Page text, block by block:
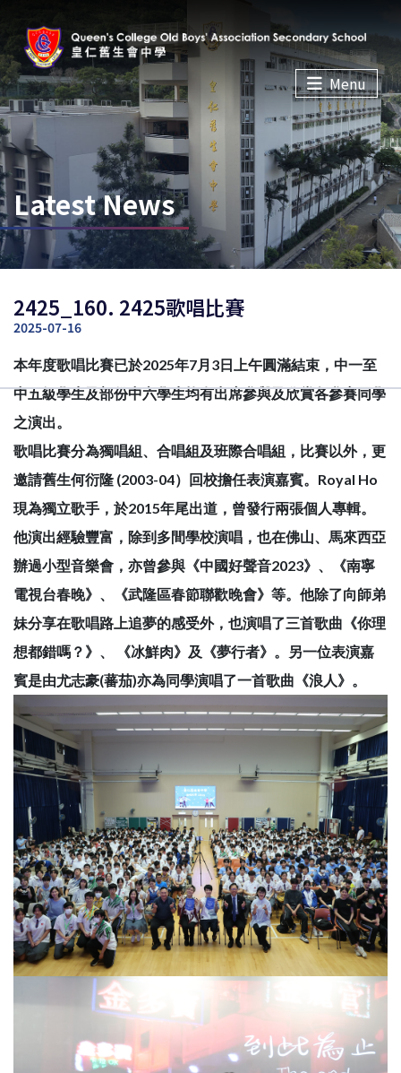
Menu
Latest News
2425_160. 2425歌唱比賽
2025-07-16
本年度歌唱比賽已於2025年7月3日上午圓滿結束，中一至
中五級學生及部份中六學生均有出席參與及欣賞各參賽同學
之演出。
歌唱比賽分為獨唱組、合唱組及班際合唱組，比賽以外，更
邀請舊生何衍隆 (2003-04）回校擔任表演嘉賓。Royal Ho
現為獨立歌手，於2015年尾出道，曾發行兩張個人專輯。
他演出經驗豐富，除到多間學校演唱，也在佛山、馬來西亞
辦過小型音樂會，亦曾參與《中國好聲音2023》、《南寧
電視台春晚》、《武隆區春節聯歡晚會》等。他除了向師弟
妹分享在歌唱路上追夢的感受外，也演唱了三首歌曲《你理
想都錯嗎？》、 《冰鮮肉》及《夢行者》。另一位表演嘉
賓是由尤志豪(蕃茄)亦為同學演唱了一首歌曲《浪人》。